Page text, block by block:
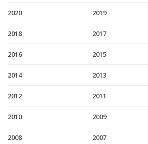
2020 2019
2018 2017
2016 2015
2014 2013
2012 2011
2010 2009
2008 2007